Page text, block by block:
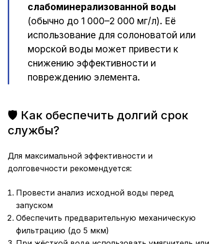
слабоминерализованной воды
(обычно до 1 000–2 000 мг/л). Её
использование для солоноватой или
морской воды может привести к
снижению эффективности и
повреждению элемента.
🛡️ Как обеспечить долгий срок
службы?
Для максимальной эффективности и
долговечности рекомендуется:
Провести анализ исходной воды перед
запуском
Обеспечить предварительную механическую
фильтрацию (до 5 мкм)